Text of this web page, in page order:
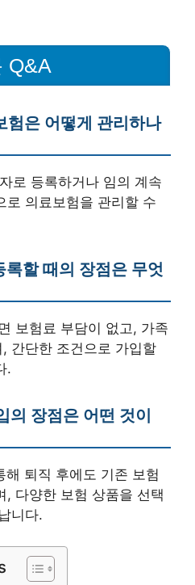
Q&A
험은 어떻게 관리하나
로 등록하거나 임의 계속
로 의료보험을 관리할 수
할 때의 장점은 무엇
보험료 부담이 없고, 가족
간단한 조건으로 가입할
.
의 장점은 어떤 것이
퇴직 후에도 기존 보험
, 다양한 보험 상품을 선택
니다.